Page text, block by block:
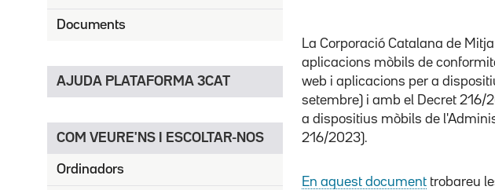
Documents
AJUDA PLATAFORMA 3CAT
COM VEURE'NS I ESCOLTAR-NOS
Ordinadors
La Corporació Catalana de
aplicacions mòbils de
web i aplicacions per a
setembre) i amb el Decret 216/
a dispositius mòbils de
216/2023).
En aquest document trobareu